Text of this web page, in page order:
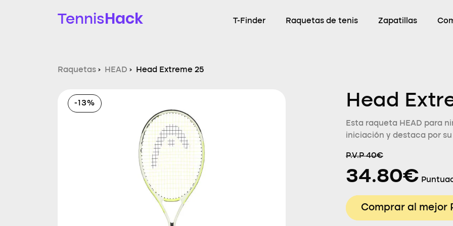
TennisHack T-Finder Raquetas de tenis Zapatillas
Raquetas › HEAD › Head Extreme 25
-13% Head
Esta raqueta HEAD para
iniciación y destaca por
P.V.P 40€
34.80€
Comprar al mejor